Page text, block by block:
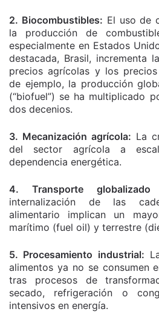
2. Biocombustibles: El uso de
la producción de
especialmente en Estados
destacada, Brasil, incrementa
precios agrícolas y los
de ejemplo, la producción
(“biofuel”) se ha multiplicado
dos decenios.
3. Mecanización agrícola: La
del sector agrícola a
dependencia energética.
4. Transporte
internalización de las
alimentario implican un
marítimo (fuel oil) y terrestre
5. Procesamiento industrial:
alimentos ya no se consumen
tras procesos de
secado, refrigeración o
intensivos en energía.